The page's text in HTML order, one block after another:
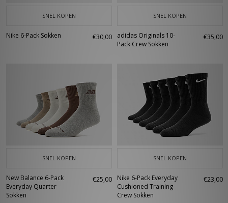
SNEL KOPEN
Nike 6-Pack Sokken €30,00
SNEL KOPEN
adidas Originals 10-
Pack Crew Sokken
€35,00
SNEL KOPEN
New Balance 6-Pack
Everyday Quarter
Sokken
€25,00
SNEL KOPEN
Nike 6-Pack Everyday
Cushioned Training
Crew Sokken
€23,00